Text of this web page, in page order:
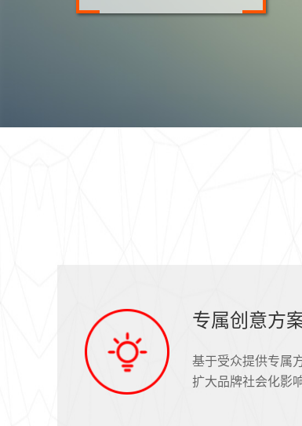
专属创意方
基于受众提供专属
扩大品牌社会化影